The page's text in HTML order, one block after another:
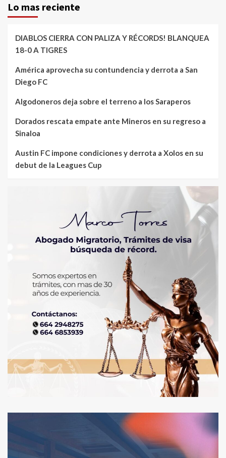
Lo mas reciente
DIABLOS CIERRA CON PALIZA Y RÉCORDS! BLANQUEA
18-0 A TIGRES
América aprovecha su contundencia y derrota a San
Diego FC
Algodoneros deja sobre el terreno a los Saraperos
Dorados rescata empate ante Mineros en su regreso a
Sinaloa
Austin FC impone condiciones y derrota a Xolos en su
debut de la Leagues Cup